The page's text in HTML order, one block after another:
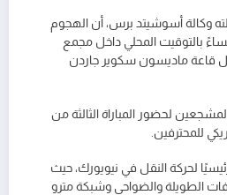
وكالة أسوشيتد برس، أن الهجوم
بالتوقيت المحلي داخل مجمع
قاعة ماديسون سكوير جاردن
لحضور المباراة الثالثة من
للمحترفين.
لحركة النقل في نيويورك، حيث
الطويلة والضواحي وشبكة مترو